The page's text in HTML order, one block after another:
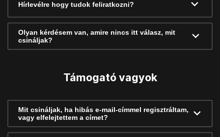
Hírlevélre hogy tudok feliratkozni?
Olyan kérdésem van, amire nincs itt válasz, mit
csináljak?
Támogató vagyok
Mit csináljak, ha hibás e-mail-címmel regisztráltam,
vagy elfelejtettem a címet?